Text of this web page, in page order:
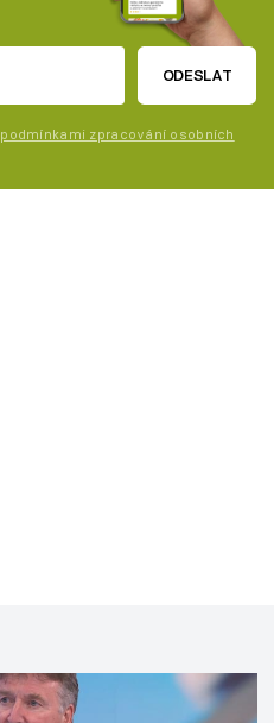
ODESLAT
podmínkami zpracování osobních